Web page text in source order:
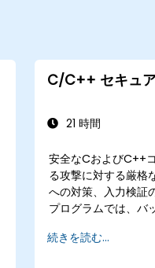
C/C++ セキュ
21 時間
安全なCおよびC++
る攻撃に対する厳格
への対策、入力検証
プログラムでは、
た脆弱性パターンを
続きを読む...